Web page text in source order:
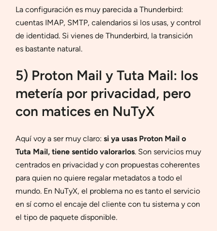
La configuración es muy parecida a Thunderbird:
cuentas IMAP, SMTP, calendarios si los usas, y control
de identidad. Si vienes de Thunderbird, la transición
es bastante natural.
5) Proton Mail y Tuta Mail: los
metería por privacidad, pero
con matices en NuTyX
Aquí voy a ser muy claro: si ya usas Proton Mail o
Tuta Mail, tiene sentido valorarlos. Son servicios muy
centrados en privacidad y con propuestas coherentes
para quien no quiere regalar metadatos a todo el
mundo. En NuTyX, el problema no es tanto el servicio
en sí como el encaje del cliente con tu sistema y con
el tipo de paquete disponible.